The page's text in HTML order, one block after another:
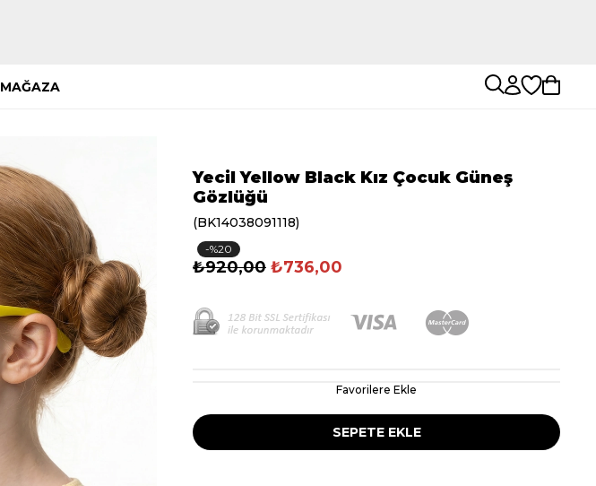
MAĞAZA
Yecil Yellow Black Kız Çocuk Güneş
Gözlüğü
(BK14038091118)
20
₺920,00 ₺736,00
Favorilere Ekle